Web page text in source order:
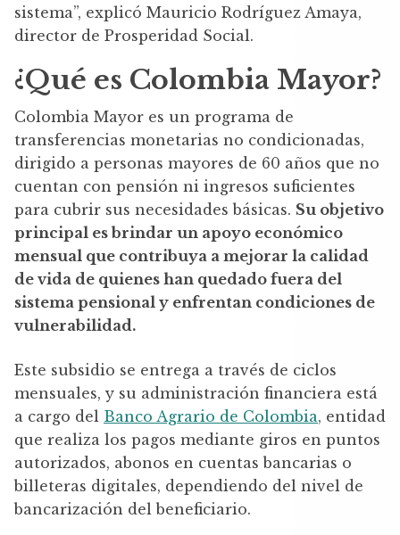
sistema”, explicó Mauricio Rodríguez Amaya,
director de Prosperidad Social.
¿Qué es Colombia Mayor?
Colombia Mayor es un programa de
transferencias monetarias no condicionadas,
dirigido a personas mayores de 60 años que no
cuentan con pensión ni ingresos suficientes
para cubrir sus necesidades básicas. Su objetivo
principal es brindar un apoyo económico
mensual que contribuya a mejorar la calidad
de vida de quienes han quedado fuera del
sistema pensional y enfrentan condiciones de
vulnerabilidad.
Este subsidio se entrega a través de ciclos
mensuales, y su administración financiera está
a cargo del Banco Agrario de Colombia, entidad
que realiza los pagos mediante giros en puntos
autorizados, abonos en cuentas bancarias o
billeteras digitales, dependiendo del nivel de
bancarización del beneficiario.